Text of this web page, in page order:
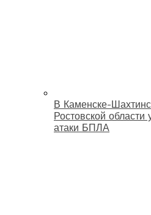
В Каменске-
Ростовской области
атаки БПЛА